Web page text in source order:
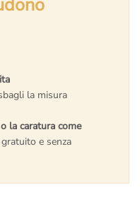
la misura
la caratura come
e senza